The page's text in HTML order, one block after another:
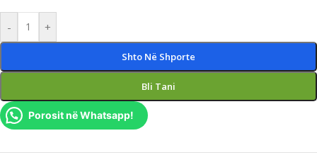
- +
Shto Në Shporte
Bli Tani
Porosit në Whatsapp!